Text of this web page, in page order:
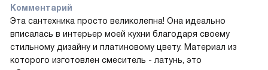
Комментарий
Эта сантехника просто великолепна! Она идеально
вписалась в интерьер моей кухни благодаря своему
стильному дизайну и платиновому цвету. Материал из
которого изготовлен смеситель - латунь, это